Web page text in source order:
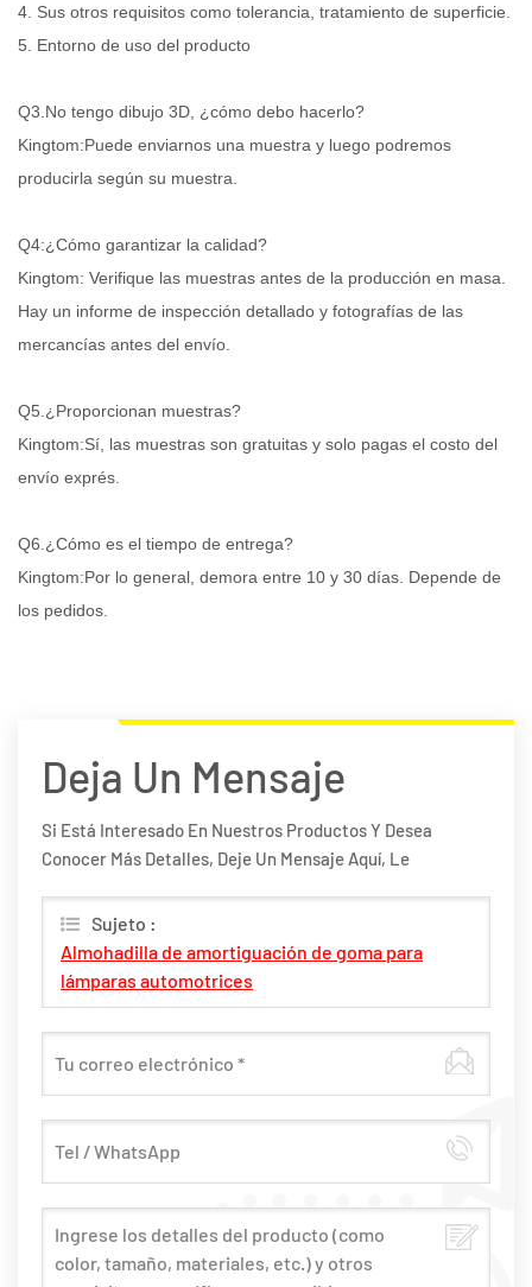
4. Sus otros requisitos como tolerancia, tratamiento de superficie.
5. Entorno de uso del producto
Q3.No tengo dibujo 3D, ¿cómo debo hacerlo?
Kingtom:Puede enviarnos una muestra y luego podremos
producirla según su muestra.
Q4:¿Cómo garantizar la calidad?
Kingtom: Verifique las muestras antes de la producción en masa.
Hay un informe de inspección detallado y fotografías de las
mercancías antes del envío.
Q5.¿Proporcionan muestras?
Kingtom:Sí, las muestras son gratuitas y solo pagas el costo del
envío exprés.
Q6.¿Cómo es el tiempo de entrega?
Kingtom:Por lo general, demora entre 10 y 30 días. Depende de
los pedidos.
Deja Un Mensaje
Si Está Interesado En Nuestros Productos Y Desea
Conocer Más Detalles, Deje Un Mensaje Aquí, Le
Sujeto :
Almohadilla de amortiguación de goma para
lámparas automotrices